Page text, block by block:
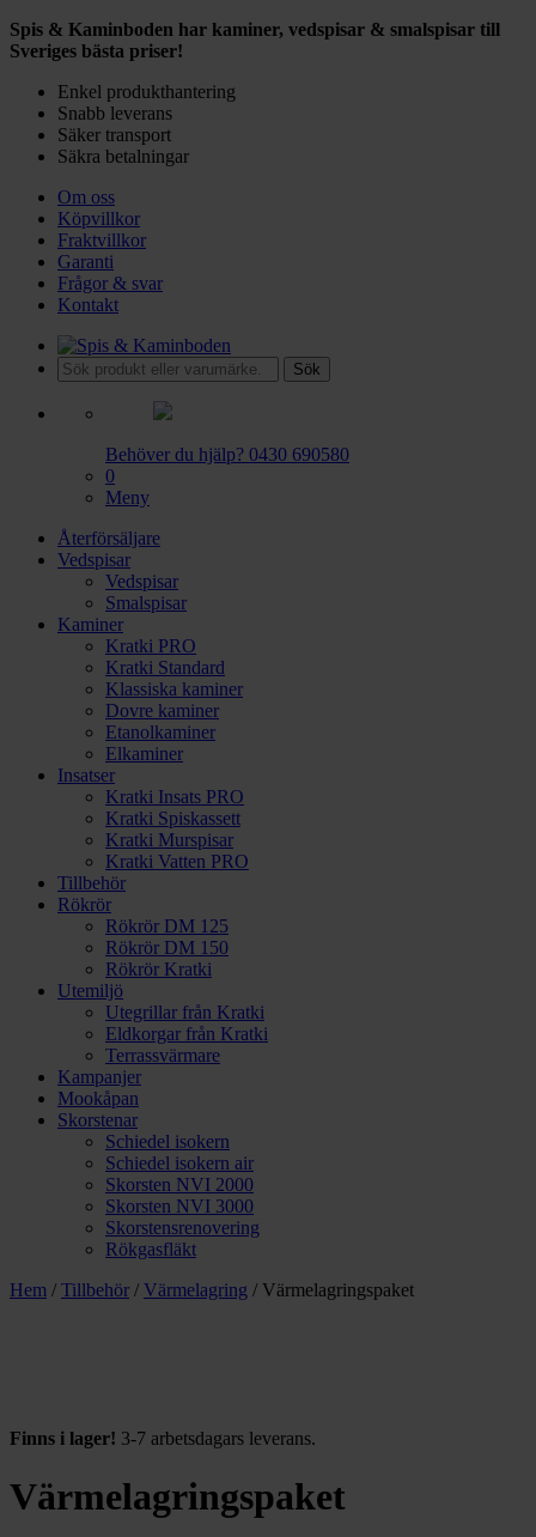
Spis & Kaminboden har kaminer, vedspisar & smalspisar till
Sveriges bästa priser!
Enkel produkthantering
Snabb leverans
Säker transport
Säkra betalningar
Om oss
Köpvillkor
Fraktvillkor
Garanti
Frågor & svar
Kontakt
Sök
Behöver du hjälp? 0430 690580
0
Meny
Återförsäljare
Vedspisar
Vedspisar
Smalspisar
Kaminer
Kratki PRO
Kratki Standard
Klassiska kaminer
Dovre kaminer
Etanolkaminer
Elkaminer
Insatser
Kratki Insats PRO
Kratki Spiskassett
Kratki Murspisar
Kratki Vatten PRO
Tillbehör
Rökrör
Rökrör DM 125
Rökrör DM 150
Rökrör Kratki
Utemiljö
Utegrillar från Kratki
Eldkorgar från Kratki
Terrassvärmare
Kampanjer
Mookåpan
Skorstenar
Schiedel isokern
Schiedel isokern air
Skorsten NVI 2000
Skorsten NVI 3000
Skorstensrenovering
Rökgasfläkt
Hem / Tillbehör / Värmelagring / Värmelagringspaket
Finns i lager! 3-7 arbetsdagars leverans.
Värmelagringspaket